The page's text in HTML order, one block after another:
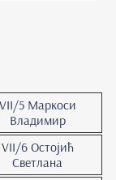
VII/5 Маркоси
Владимир
VII/6 Остојић
Светлана